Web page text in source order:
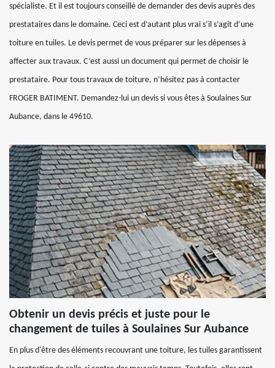
spécialiste. Et il est toujours conseillé de demander des devis auprès des
prestataires dans le domaine. Ceci est d’autant plus vrai s’il s’agit d’une
toiture en tuiles. Le devis permet de vous préparer sur les dépenses à
affecter aux travaux. C’est aussi un document qui permet de choisir le
prestataire. Pour tous travaux de toiture, n’hésitez pas à contacter
FROGER BATIMENT. Demandez-lui un devis si vous êtes à Soulaines Sur
Aubance, dans le 49610.
Obtenir un devis précis et juste pour le
changement de tuiles à Soulaines Sur Aubance
En plus d'être des éléments recouvrant une toiture, les tuiles garantissent